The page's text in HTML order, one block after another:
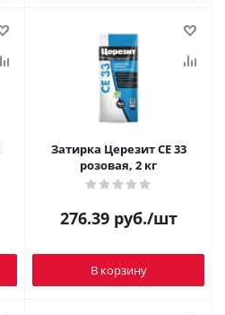
Затирка Церезит CE 33
розовая, 2 кг
276.39руб./шт
В корзину